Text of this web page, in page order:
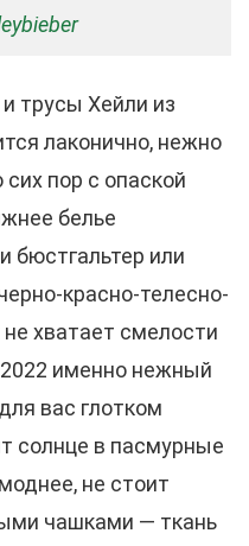
трусы Хейли из
лаконично, нежно
пор с опаской
белье
бюстгальтер или
красно-телесно-
хватает смелости
именно нежный
вас глотком
солнце в пасмурные
не стоит
чашками — ткань